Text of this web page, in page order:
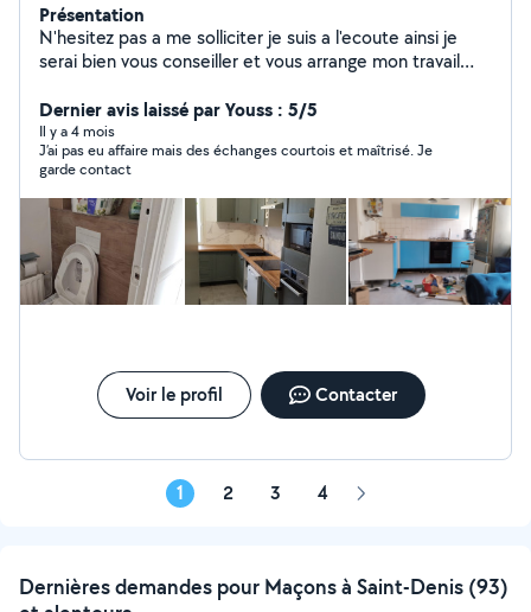
Présentation
N'hesitez pas a me solliciter je suis a l'ecoute ainsi je
serai bien vous conseiller et vous arrange mon travail
meme. Merci
Dernier avis laissé par Youss : 5/5
Il y a 4 mois
J’ai pas eu affaire mais des échanges courtois et maîtrisé. Je
garde contact
Voir le profil Contacter
1 2 3 4 Page
Dernières demandes pour Maçons à Saint-Denis (93)